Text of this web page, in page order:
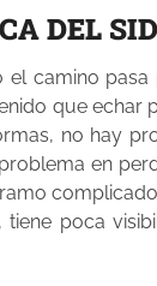
DEL
el camino
que echar
no hay
en
tiene poca